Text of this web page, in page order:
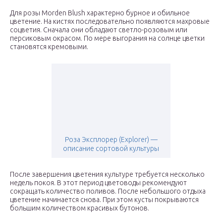
Для розы Morden Blush характерно бурное и обильное
цветение. На кистях последовательно появляются махровые
соцветия. Сначала они обладают светло-розовым или
персиковым окрасом. По мере выгорания на солнце цветки
становятся кремовыми.
Роза Эксплорер (Explorer) —
описание сортовой культуры
После завершения цветения культуре требуется несколько
недель покоя. В этот период цветоводы рекомендуют
сокращать количество поливов. После небольшого отдыха
цветение начинается снова. При этом кусты покрываются
большим количеством красивых бутонов.